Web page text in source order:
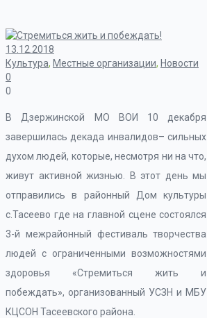
13.12.2018
Культура, Местные организации, Новости
0
0
В Дзержинской МО ВОИ 10 декабря
завершилась декада инвалидов– сильных
духом людей, которые, несмотря ни на что,
живут активной жизнью. В этот день мы
отправились в районный Дом культуры
с.Тасеево где на главной сцене состоялся
3-й межрайонный фестиваль творчества
людей с ограниченными возможностями
здоровья «Стремиться жить и
побеждать», организованный УСЗН и МБУ
КЦСОН Тасеевского района.